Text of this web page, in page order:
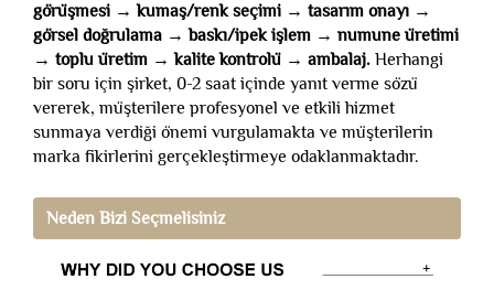
görüşmesi → kumaş/renk seçimi → tasarım onayı →
görsel doğrulama → baskı/ipek işlem → numune üretimi
→ toplu üretim → kalite kontrolü → ambalaj. Herhangi
bir soru için şirket, 0-2 saat içinde yanıt verme sözü
vererek, müşterilere profesyonel ve etkili hizmet
sunmaya verdiği önemi vurgulamakta ve müşterilerin
marka fikirlerini gerçekleştirmeye odaklanmaktadır.
Neden Bizi Seçmelisiniz